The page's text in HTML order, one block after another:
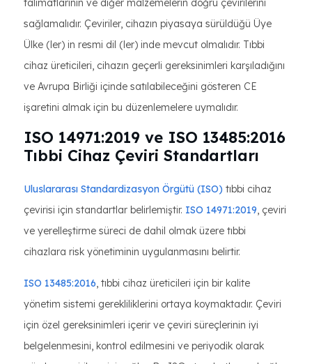
talimatlarının ve diğer malzemelerin doğru çevirilerini
sağlamalıdır. Çeviriler, cihazın piyasaya sürüldüğü Üye
Ülke (ler) in resmi dil (ler) inde mevcut olmalıdır. Tıbbi
cihaz üreticileri, cihazın geçerli gereksinimleri karşıladığını
ve Avrupa Birliği içinde satılabileceğini gösteren CE
işaretini almak için bu düzenlemelere uymalıdır.
ISO 14971:2019 ve ISO 13485:2016
Tıbbi Cihaz Çeviri Standartları
Uluslararası Standardizasyon Örgütü (ISO) tıbbi cihaz
çevirisi için standartlar belirlemiştir. ISO 14971:2019, çeviri
ve yerelleştirme süreci de dahil olmak üzere tıbbi
cihazlara risk yönetiminin uygulanmasını belirtir.
ISO 13485:2016, tıbbi cihaz üreticileri için bir kalite
yönetim sistemi gerekliliklerini ortaya koymaktadır. Çeviri
için özel gereksinimleri içerir ve çeviri süreçlerinin iyi
belgelenmesini, kontrol edilmesini ve periyodik olarak